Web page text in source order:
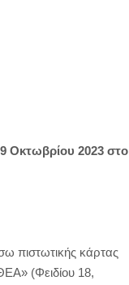
Οκτωβρίου 2023 στο
πιστωτικής κάρτας
(Φειδίου 18,